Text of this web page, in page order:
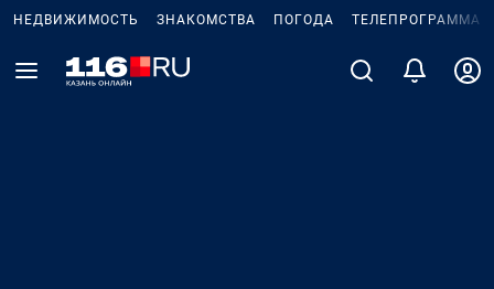
НЕДВИЖИМОСТЬ ЗНАКОМСТВА ПОГОДА ТЕЛЕПРОГРАММА